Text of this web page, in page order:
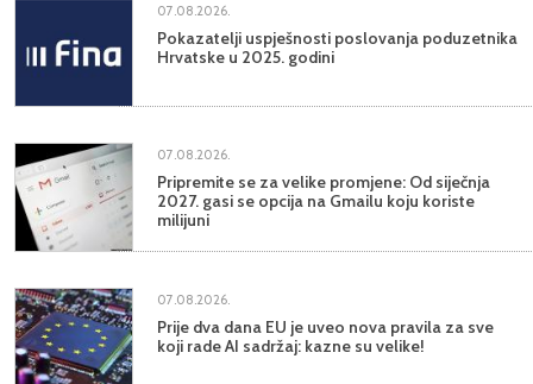
07.08.2026.
Pokazatelji uspješnosti poslovanja poduzetnika
Hrvatske u 2025. godini
07.08.2026.
Pripremite se za velike promjene: Od siječnja
2027. gasi se opcija na Gmailu koju koriste
milijuni
07.08.2026.
Prije dva dana EU je uveo nova pravila za sve
koji rade AI sadržaj: kazne su velike!